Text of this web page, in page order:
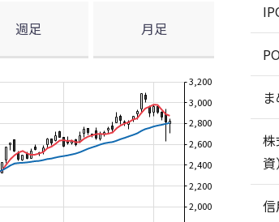
週足 月足
2,000
2,200
2,400
2,600
2,800
3,000
3,200
資）
信